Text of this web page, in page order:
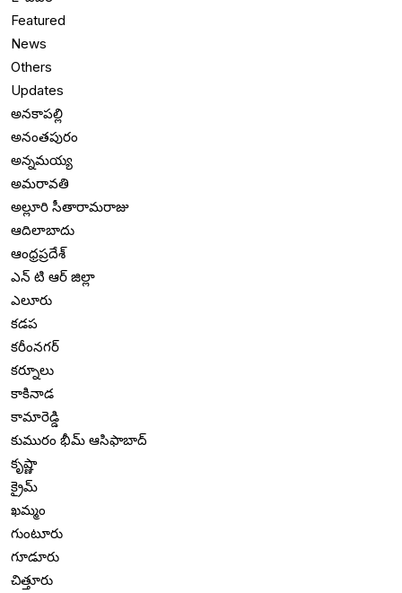
Featured
News
Others
Updates
అనకాపల్లి
అనంతపురం
అన్నమయ్య
అమరావతి
అల్లూరి సీతారామరాజు
ఆదిలాబాదు
ఆంధ్రప్రదేశ్
ఎన్ టి ఆర్ జిల్లా
ఎలూరు
కడప
కరీంనగర్
కర్నూలు
కాకినాడ
కామారెడ్డి
కుమురం భీమ్ ఆసిఫాబాద్
కృష్ణా
క్రైమ్
ఖమ్మం
గుంటూరు
గూడూరు
చిత్తూరు